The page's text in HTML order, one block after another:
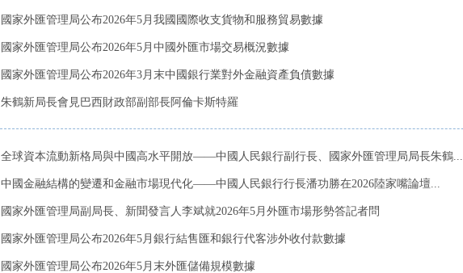
國家外匯管理局公布2026年5月我國國際收支貨物和服務貿易數據
國家外匯管理局公布2026年5月中國外匯市場交易概況數據
國家外匯管理局公布2026年3月末中國銀行業對外金融資產負債數據
朱鶴新局長會見巴西財政部副部長阿倫卡斯特羅
全球資本流動新格局與中國高水平開放——中國人民銀行副行長、國家外匯管理局局長朱鶴...
中國金融結構的變遷和金融市場現代化——中國人民銀行行長潘功勝在2026陸家嘴論壇...
國家外匯管理局副局長、新聞發言人李斌就2026年5月外匯市場形勢答記者問
國家外匯管理局公布2026年5月銀行結售匯和銀行代客涉外收付款數據
國家外匯管理局公布2026年5月末外匯儲備規模數據